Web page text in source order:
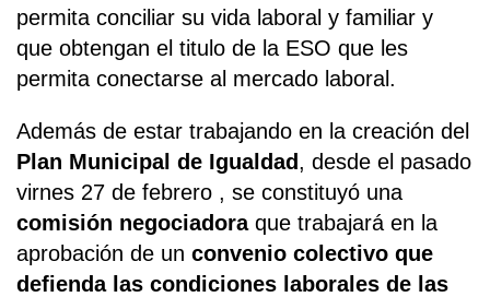
permita conciliar su vida laboral y familiar y
que obtengan el titulo de la ESO que les
permita conectarse al mercado laboral.
Además de estar trabajando en la creación del
Plan Municipal de Igualdad, desde el pasado
virnes 27 de febrero , se constituyó una
comisión negociadoraque trabajará en la
aprobación de un convenio colectivo que
defienda las condiciones laborales de las